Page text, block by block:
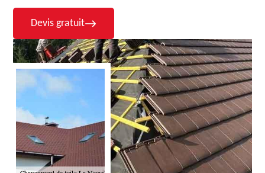
Devis gratuit